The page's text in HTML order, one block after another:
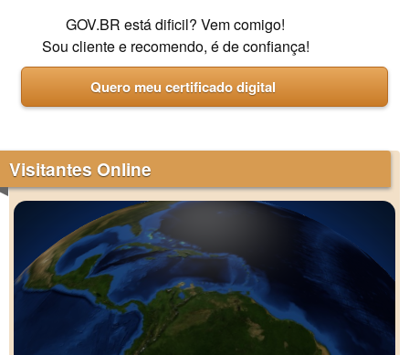
GOV.BR está dificil? Vem comigo!
Sou cliente e recomendo, é de confiança!
Quero meu certificado digital
Visitantes Online